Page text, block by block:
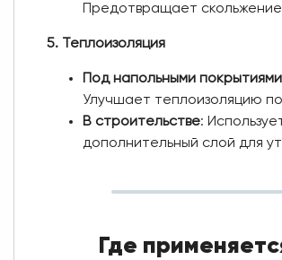
Предотвращает
5. Теплоизоляция
Под напольными покрытиями
Улучшает теплоизоляцию
В строительстве:
дополнительный слой для
Где